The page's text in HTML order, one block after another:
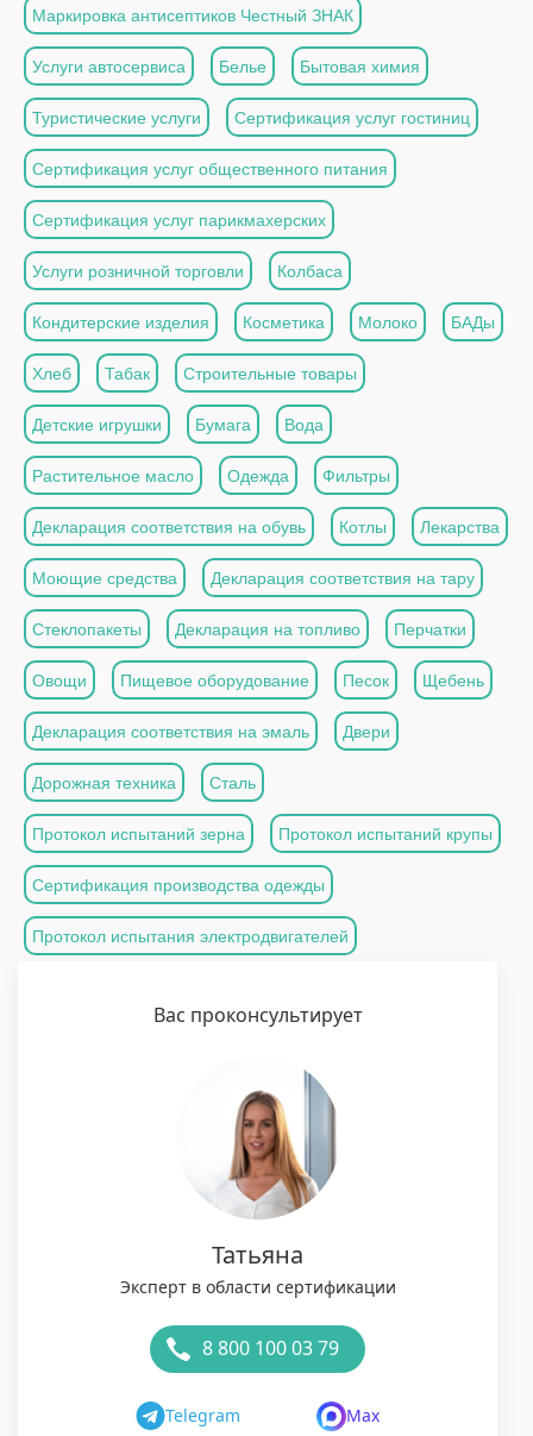
Маркировка антисептиков Честный ЗНАК
Услуги автосервиса Белье Бытовая химия
Туристические услуги Сертификация услуг гостиниц
Сертификация услуг общественного питания
Сертификация услуг парикмахерских
Услуги розничной торговли Колбаса
Кондитерские изделия Косметика Молоко БАДы
Хлеб Табак Строительные товары
Детские игрушки Бумага Вода
Растительное масло Одежда Фильтры
Декларация соответствия на обувь Котлы Лекарства
Моющие средства Декларация соответствия на тару
Стеклопакеты Декларация на топливо Перчатки
Овощи Пищевое оборудование Песок Щебень
Декларация соответствия на эмаль Двери
Дорожная техника Сталь
Протокол испытаний зерна Протокол испытаний крупы
Сертификация производства одежды
Протокол испытания электродвигателей
Вас проконсультирует
Татьяна
Эксперт в области сертификации
8 800 100 03 79
Telegram Max